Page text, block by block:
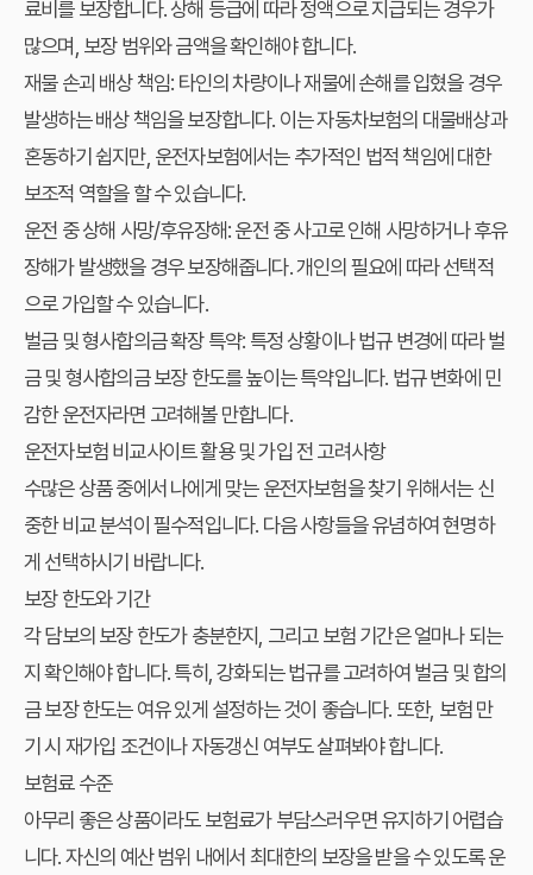
료비를 보장합니다. 상해 등급에 따라 정액으로 지급되는 경우가
많으며, 보장 범위와 금액을 확인해야 합니다.
재물 손괴 배상 책임: 타인의 차량이나 재물에 손해를 입혔을 경우
발생하는 배상 책임을 보장합니다. 이는 자동차보험의 대물배상과
혼동하기 쉽지만, 운전자보험에서는 추가적인 법적 책임에 대한
보조적 역할을 할 수 있습니다.
운전 중 상해 사망/후유장해: 운전 중 사고로 인해 사망하거나 후유
장해가 발생했을 경우 보장해줍니다. 개인의 필요에 따라 선택적
으로 가입할 수 있습니다.
벌금 및 형사합의금 확장 특약: 특정 상황이나 법규 변경에 따라 벌
금 및 형사합의금 보장 한도를 높이는 특약입니다. 법규 변화에 민
감한 운전자라면 고려해볼 만합니다.
운전자보험 비교사이트 활용 및 가입 전 고려사항
수많은 상품 중에서 나에게 맞는 운전자보험을 찾기 위해서는 신
중한 비교 분석이 필수적입니다. 다음 사항들을 유념하여 현명하
게 선택하시기 바랍니다.
보장 한도와 기간
각 담보의 보장 한도가 충분한지, 그리고 보험 기간은 얼마나 되는
지 확인해야 합니다. 특히, 강화되는 법규를 고려하여 벌금 및 합의
금 보장 한도는 여유 있게 설정하는 것이 좋습니다. 또한, 보험 만
기 시 재가입 조건이나 자동갱신 여부도 살펴봐야 합니다.
보험료 수준
아무리 좋은 상품이라도 보험료가 부담스러우면 유지하기 어렵습
니다. 자신의 예산 범위 내에서 최대한의 보장을 받을 수 있도록 운